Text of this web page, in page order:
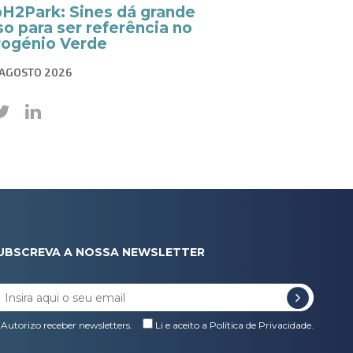
Sines dá grande
para ser referência no
Verde
2026
A NOSSA NEWSLETTER
Autorizo receber newsletters. Li e aceito a Política de Privacidade.